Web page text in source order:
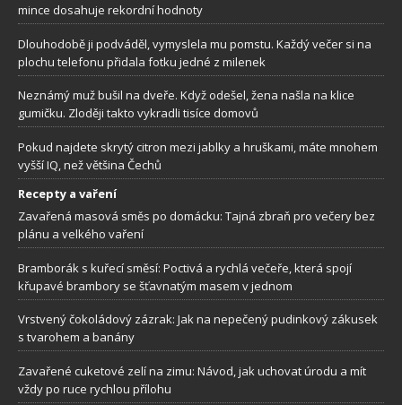
mince dosahuje rekordní hodnoty
Dlouhodobě ji podváděl, vymyslela mu pomstu. Každý večer si na
plochu telefonu přidala fotku jedné z milenek
Neznámý muž bušil na dveře. Když odešel, žena našla na klice
gumičku. Zloději takto vykradli tisíce domovů
Pokud najdete skrytý citron mezi jablky a hruškami, máte mnohem
vyšší IQ, než většina Čechů
Recepty a vaření
Zavařená masová směs po domácku: Tajná zbraň pro večery bez
plánu a velkého vaření
Bramborák s kuřecí směsí: Poctivá a rychlá večeře, která spojí
křupavé brambory se šťavnatým masem v jednom
Vrstvený čokoládový zázrak: Jak na nepečený pudinkový zákusek
s tvarohem a banány
Zavařené cuketové zelí na zimu: Návod, jak uchovat úrodu a mít
vždy po ruce rychlou přílohu